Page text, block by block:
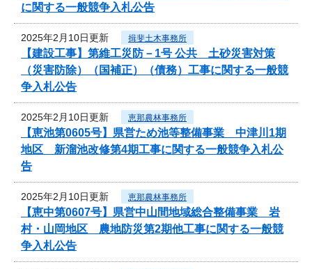
に関する一般競争入札公告
2025年2月10日更新 揖斐土木事務所
【建設工事】第維工災防－1号 公共 土砂災害対策
（災害防除）（国補正）（債務）工事に関する一般競
争入札公告
2025年2月10日更新 恵那農林事務所
【恵池第0605号】県営ため池等整備事業 中津川1期
地区 新溜池改修第4期工事に関する一般競争入札公
告
2025年2月10日更新 恵那農林事務所
【恵中第0607号】県営中山間地域総合整備事業 岩
村・山岡地区 農地防災第2期他工事に関する一般競
争入札公告